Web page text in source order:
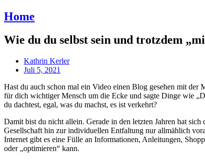
Home
Wie du du selbst sein und trotzdem
Kathrin Kerler
Juli 5, 2021
Hast du auch schon mal ein Video einen Blog gesehen mit der
für dich wichtiger Mensch um die Ecke und sagte Dinge wie
du dachtest, egal, was du machst, es ist verkehrt?
Damit bist du nicht allein. Gerade in den letzten Jahren hat
Gesellschaft hin zur individuellen Entfaltung nur allmählich
Internet gibt es eine Fülle an Informationen, Anleitungen,
oder „optimieren“ kann.